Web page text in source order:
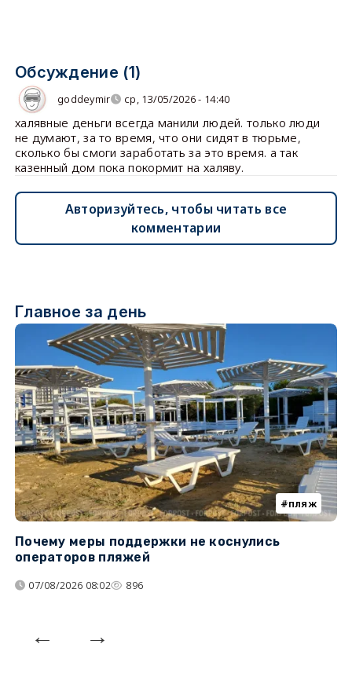
Обсуждение (1)
goddeymir ср, 13/05/2026 - 14:40
халявные деньги всегда манили людей. только люди
не думают, за то время, что они сидят в тюрьме,
сколько бы смоги заработать за это время. а так
казенный дом пока покормит на халяву.
Авторизуйтесь, чтобы читать все
комментарии
Главное за день
пляж
Почему меры поддержки не коснулись
операторов пляжей
07/08/2026 08:02 896